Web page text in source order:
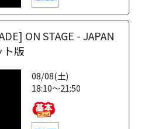
ON STAGE - JAPAN
ト版
08/08(土)
18:10～21:50